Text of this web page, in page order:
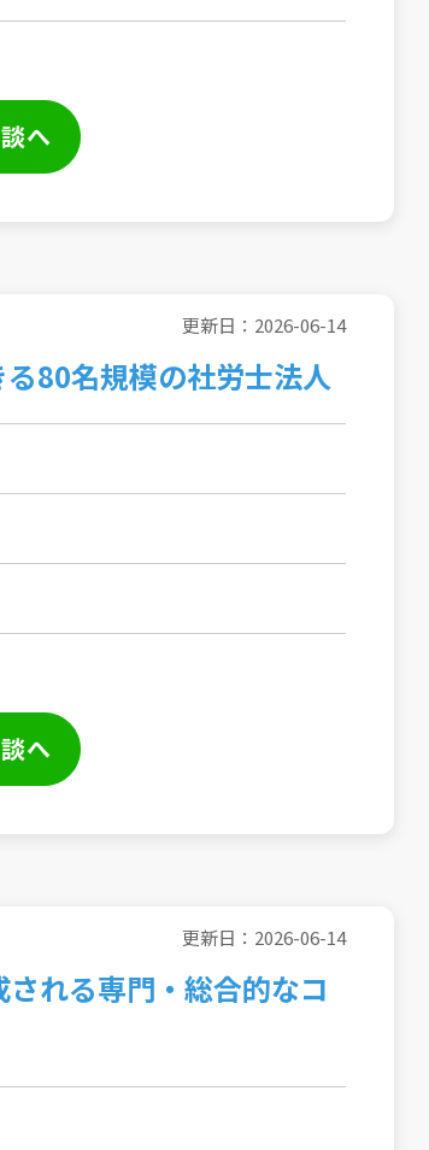
へ
更新日：2026-06-14
80名規模の社労士法人
へ
更新日：2026-06-14
れる専門・総合的なコ